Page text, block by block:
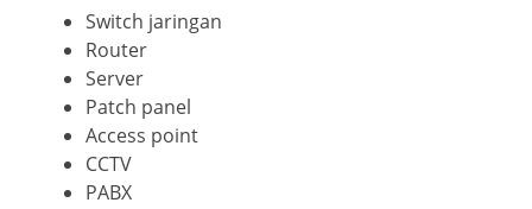
Switch jaringan
Router
Server
Patch panel
Access point
CCTV
PABX